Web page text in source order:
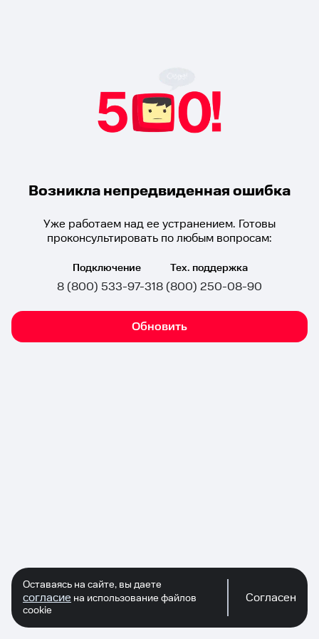
Возникла непредвиденная ошибка
Уже работаем над ее устранением. Готовы
проконсультировать по любым вопросам:
Подключение
8 (800) 533-97-31
Тех. поддержка
8 (800) 250-08-90
Обновить
Оставаясь на сайте, вы даете
согласие на использование файлов
cookie
Согласен